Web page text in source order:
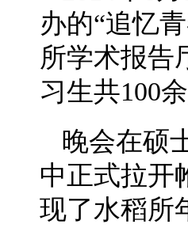
办的“追忆
所学术报告
习生共100
晚会在硕
中正式拉开
现了水稻所